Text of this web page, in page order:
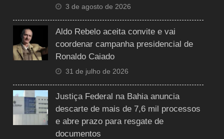
3 de agosto de 2026
Aldo Rebelo aceita convite e vai
coordenar campanha presidencial de
Ronaldo Caiado
31 de julho de 2026
Justiça Federal na Bahia anuncia
descarte de mais de 7,6 mil processos
e abre prazo para resgate de
documentos